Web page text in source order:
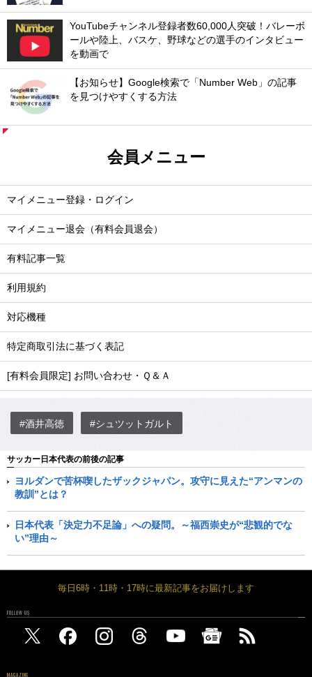
YouTubeチャンネル登録者数60,000人突破！バレーボ
ールや陸上、バスケ、野球などの選手のインタビュー
を動画で
【お知らせ】Google検索で「Number Web」の記事
を見つけやすくする方法
会員メニュー
マイメニュー登録・ログイン
マイメニュー退会（有料会員退会）
有料記事一覧
利用規約
対応機種
特定商取引法に基づく表記
[有料会員限定] お問い合わせ・Ｑ＆Ａ
#酒井高徳 #シュツットガルト
サッカー日本代表の前後の記事
ヨルダンで苦杯喫したザックジャパン。攻守に見えた“アンマンの
教訓”とは？
日本代表「決定力不足論」への疑問。～福西崇史が“悲観的でな
い”理由～
毎日6時・11時・17時に最新記事をお届けします
FOLLOW US
MAGAZINE